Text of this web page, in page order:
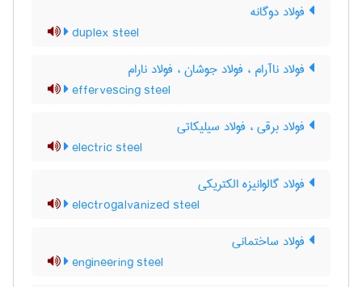
فولاد دوگانه
duplex steel
فولاد ناآرام ، فولاد جوشان ، فولاد نارام
effervescing steel
فولاد برقی ، فولاد سیلیکاتی
electric steel
فولاد گالوانیزه الکتریکی
electrogalvanized steel
فولاد ساختمانی
engineering steel